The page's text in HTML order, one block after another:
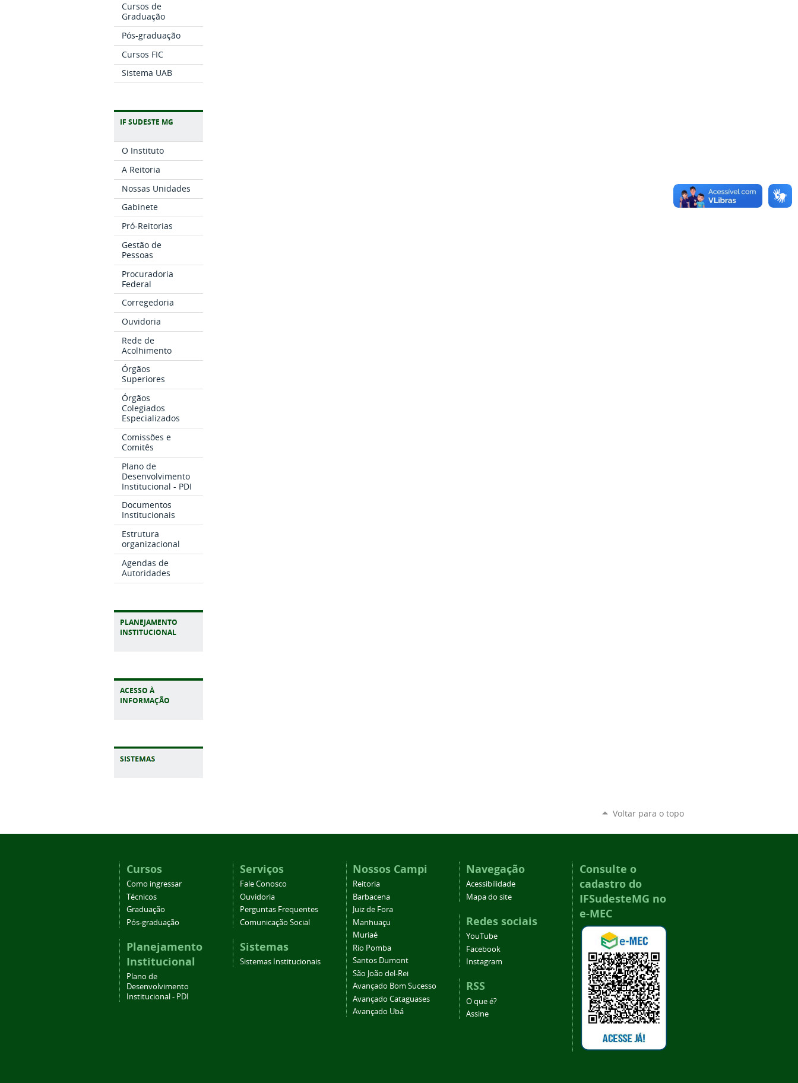
Cursos de
Graduação
Pós-graduação
Cursos FIC
Sistema UAB
IF SUDESTE MG
O Instituto
A Reitoria
Nossas Unidades
Gabinete
Pró-Reitorias
Gestão de
Pessoas
Procuradoria
Federal
Corregedoria
Ouvidoria
Rede de
Acolhimento
Órgãos
Superiores
Órgãos
Colegiados
Especializados
Comissões e
Comitês
Plano de
Desenvolvimento
Institucional - PDI
Documentos
Institucionais
Estrutura
organizacional
Agendas de
Autoridades
PLANEJAMENTO
INSTITUCIONAL
ACESSO À
INFORMAÇÃO
Voltar para o topo
Cursos
Como ingressar
Técnicos
Graduação
Pós-graduação
Planejamento
Institucional
Plano de
Desenvolvimento
Institucional - PDI
Serviços
Fale Conosco
Ouvidoria
Perguntas Frequentes
Comunicação Social
Sistemas
Sistemas Institucionais
Nossos Campi
Reitoria
Barbacena
Juiz de Fora
Manhuaçu
Muriaé
Rio Pomba
Santos Dumont
São João del-Rei
Avançado Bom Sucesso
Avançado Cataguases
Avançado Ubá
Navegação
Acessibilidade
Mapa do site
Redes sociais
YouTube
Facebook
Instagram
RSS
O que é?
Assine
Consulte o
cadastro do
IFSudesteMG no
e-MEC